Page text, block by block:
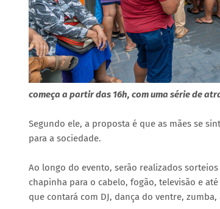
começa a partir das 16h, com uma série de
Segundo ele, a proposta é que as mães se
para a sociedade.
Ao longo do evento, serão realizados
chapinha para o cabelo, fogão, televisão e
que contará com DJ, dança do ventre,